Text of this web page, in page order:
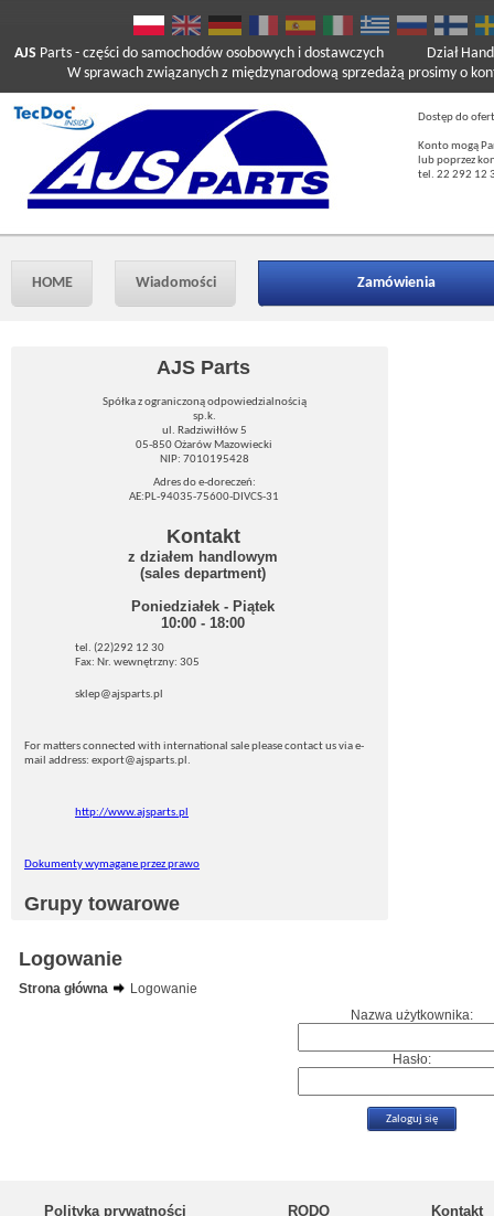
AJS Parts - części do samochodów osobowych i dostawczych
W sprawach związanych z międzynarodową sprzedażą prosimy o
Dział
Dostęp do
Konto mogą
lub poprzez
tel. 22 292 12
HOME Wiadomości Zamówienia
AJS Parts
Spółka z ograniczoną odpowiedzialnością
sp.k.
ul. Radziwiłłów 5
05-850 Ożarów Mazowiecki
NIP: 7010195428
Adres do e-doreczeń:
AE:PL-94035-75600-DIVCS-31
Kontakt
z działem handlowym
(sales department)
Poniedziałek - Piątek
10:00 - 18:00
tel. (22)292 12 30
Fax: Nr. wewnętrzny: 305
sklep@ajsparts.pl
For matters connected with international sale please contact us via e-
mail address: export@ajsparts.pl.
http://www.ajsparts.pl
Dokumenty wymagane przez prawo
Grupy towarowe
Logowanie
Strona główna
Logowanie
Nazwa użytkownika:
Hasło:
Polityka prywatności RODO Kontakt